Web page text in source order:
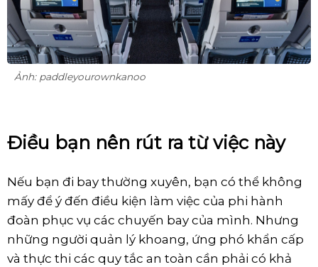
Ảnh: paddleyourownkanoo
Điều bạn nên rút ra từ việc này
Nếu bạn đi bay thường xuyên, bạn có thể không
mấy để ý đến điều kiện làm việc của phi hành
đoàn phục vụ các chuyến bay của mình. Nhưng
những người quản lý khoang, ứng phó khẩn cấp
và thực thi các quy tắc an toàn cần phải có khả